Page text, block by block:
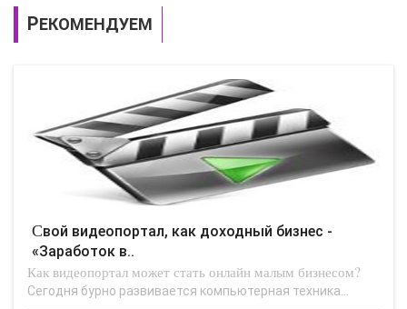
РЕКОМЕНДУЕМ
Свой видеопортал, как доходный бизнес -
«Заработок в..
Как видеопортал может стать онлайн малым бизнесом?
Сегодня бурно развивается компьютерная техника...